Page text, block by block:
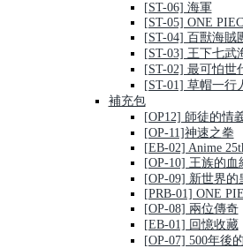
[ST-06] 海軍
[ST-05] ONE
[ST-04] 百獸海賊
[ST-03] 王下七武
[ST-02] 最可怕世
[ST-01] 草帽一行
補充包
[OP12] 師徒的情
[OP-11]神速之拳
[EB-02] Anime
[OP-10] 王族的血
[OP-09] 新世界的
[PRB-01] ONE
[OP-08] 兩位傳奇
[EB-01] 回憶收藏
[OP-07] 500年後